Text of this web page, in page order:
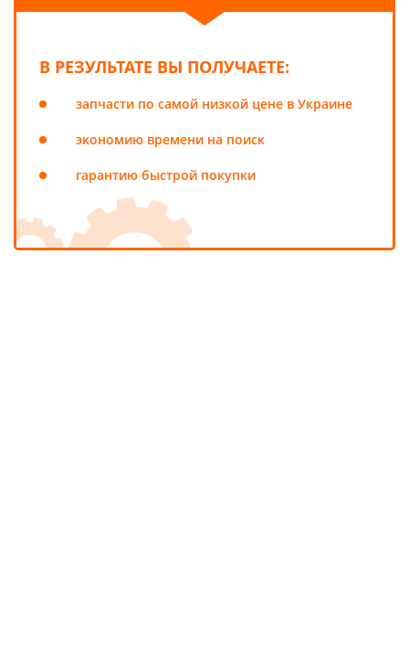
В РЕЗУЛЬТАТЕ ВЫ ПОЛУЧАЕТЕ:
запчасти по самой низкой цене в Украине
экономию времени на поиск
гарантию быстрой покупки